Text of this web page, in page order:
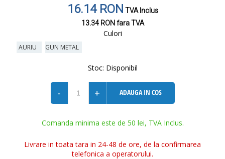
16.14 RONTVA Inclus
13.34 RONfara TVA
Culori
AURIU GUN METAL
Stoc: Disponibil
- + ADAUGA IN COS
Comanda minima este de 50 lei, TVA Inclus.
Livrare in toata tara in 24-48 de ore, de la confirmarea
telefonica a operatorului.